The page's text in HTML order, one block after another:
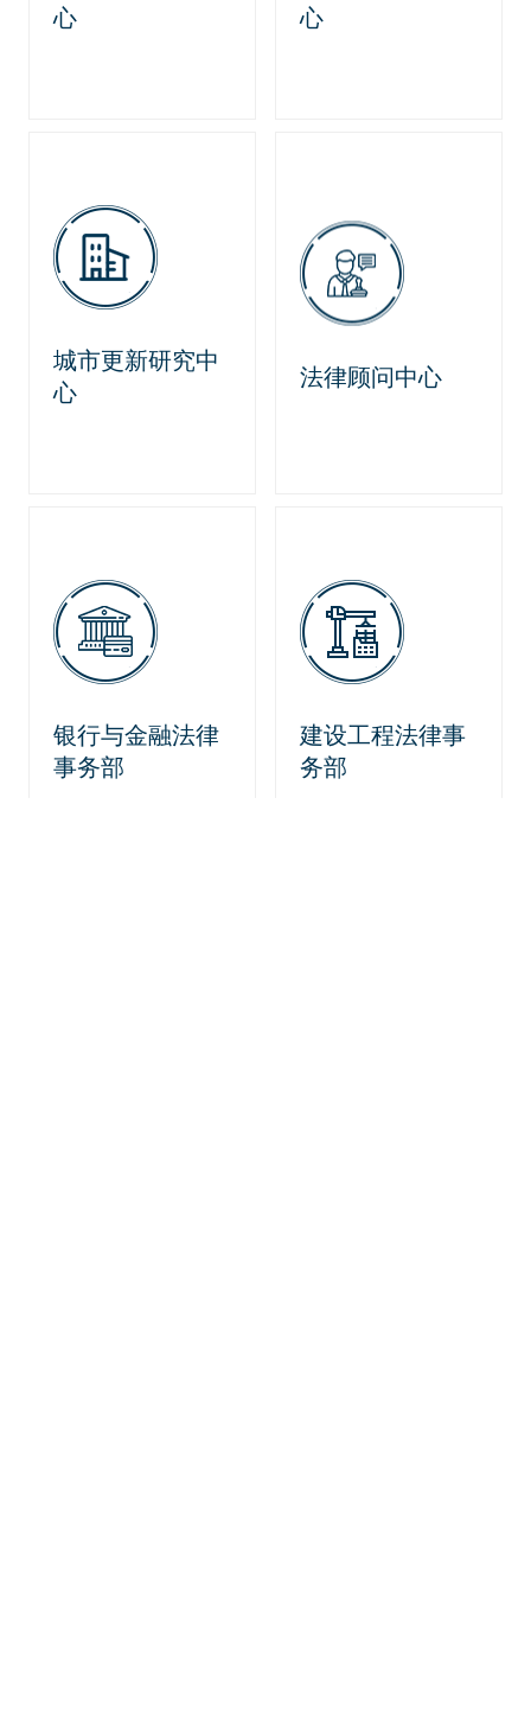
心
心
城市更新研究中
心
法律顾问中心
银行与金融法律
事务部
建设工程法律事
务部